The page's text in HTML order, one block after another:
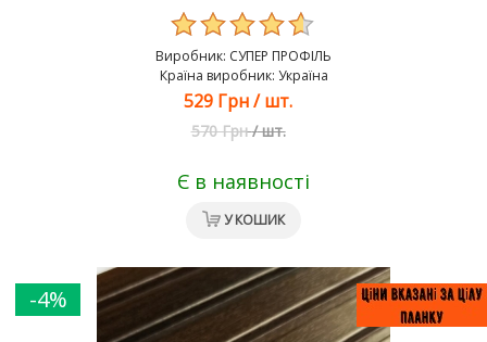
Виробник: СУПЕР ПРОФІЛЬ
Країна виробник: Україна
529 Грн/шт.
570 Грн /шт.
Є в наявності
У КОШИК
-4%